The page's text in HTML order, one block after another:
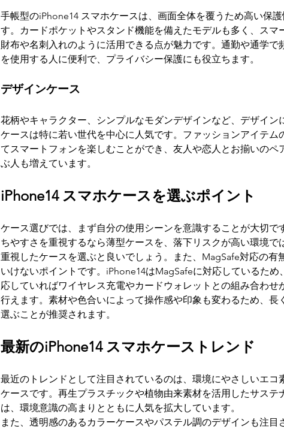
手帳型のiPhone14 スマホケースは、画面全体を覆うため高い保護
す。カードポケットやスタンド機能を備えたモデルも多く、スマ
財布や名刺入れのように活用できる点が魅力です。通勤や通学で
を使用する人に便利で、プライバシー保護にも役立ちます。
デザインケース
花柄やキャラクター、シンプルなモダンデザインなど、デザイン
ケースは特に若い世代を中心に人気です。ファッションアイテム
てスマートフォンを楽しむことができ、友人や恋人とお揃いのペ
ぶ人も増えています。
iPhone14 スマホケースを選ぶポイント
ケース選びでは、まず自分の使用シーンを意識することが大切で
ちやすさを重視するなら薄型ケースを、落下リスクが高い環境で
重視したケースを選ぶと良いでしょう。また、MagSafe対応の有
いけないポイントです。iPhone14はMagSafeに対応しているため
応していればワイヤレス充電やカードウォレットとの組み合わせ
行えます。素材や色合いによって操作感や印象も変わるため、長
選ぶことが推奨されます。
最新のiPhone14 スマホケーストレンド
最近のトレンドとして注目されているのは、環境にやさしいエコ
ケースです。再生プラスチックや植物由来素材を活用したサステ
は、環境意識の高まりとともに人気を拡大しています。
また、透明感のあるカラーケースやパステル調のデザインも注目